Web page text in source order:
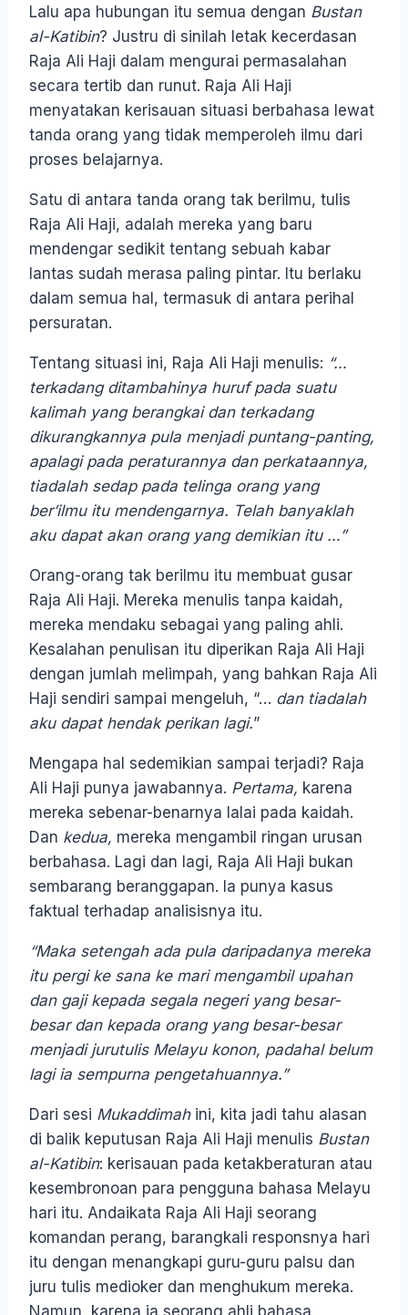
Lalu apa hubungan itu semua dengan Bustan
al-Katibin? Justru di sinilah letak kecerdasan
Raja Ali Haji dalam mengurai permasalahan
secara tertib dan runut. Raja Ali Haji
menyatakan kerisauan situasi berbahasa lewat
tanda orang yang tidak memperoleh ilmu dari
proses belajarnya.
Satu di antara tanda orang tak berilmu, tulis
Raja Ali Haji, adalah mereka yang baru
mendengar sedikit tentang sebuah kabar
lantas sudah merasa paling pintar. Itu berlaku
dalam semua hal, termasuk di antara perihal
persuratan.
Tentang situasi ini, Raja Ali Haji menulis: “…
terkadang ditambahinya huruf pada suatu
kalimah yang berangkai dan terkadang
dikurangkannya pula menjadi puntang-panting,
apalagi pada peraturannya dan perkataannya,
tiadalah sedap pada telinga orang yang
ber’ilmu itu mendengarnya. Telah banyaklah
aku dapat akan orang yang demikian itu …”
Orang-orang tak berilmu itu membuat gusar
Raja Ali Haji. Mereka menulis tanpa kaidah,
mereka mendaku sebagai yang paling ahli.
Kesalahan penulisan itu diperikan Raja Ali Haji
dengan jumlah melimpah, yang bahkan Raja Ali
Haji sendiri sampai mengeluh, “… dan tiadalah
aku dapat hendak perikan lagi.”
Mengapa hal sedemikian sampai terjadi? Raja
Ali Haji punya jawabannya. Pertama, karena
mereka sebenar-benarnya lalai pada kaidah.
Dan kedua, mereka mengambil ringan urusan
berbahasa. Lagi dan lagi, Raja Ali Haji bukan
sembarang beranggapan. Ia punya kasus
faktual terhadap analisisnya itu.
“Maka setengah ada pula daripadanya mereka
itu pergi ke sana ke mari mengambil upahan
dan gaji kepada segala negeri yang besar-
besar dan kepada orang yang besar-besar
menjadi jurutulis Melayu konon, padahal belum
lagi ia sempurna pengetahuannya.”
Dari sesi Mukaddimahini, kita jadi tahu alasan
di balik keputusan Raja Ali Haji menulis Bustan
al-Katibin: kerisauan pada ketakberaturan atau
kesembronoan para pengguna bahasa Melayu
hari itu. Andaikata Raja Ali Haji seorang
komandan perang, barangkali responsnya hari
itu dengan menangkapi guru-guru palsu dan
juru tulis medioker dan menghukum mereka.
Namun, karena ia seorang ahli bahasa,